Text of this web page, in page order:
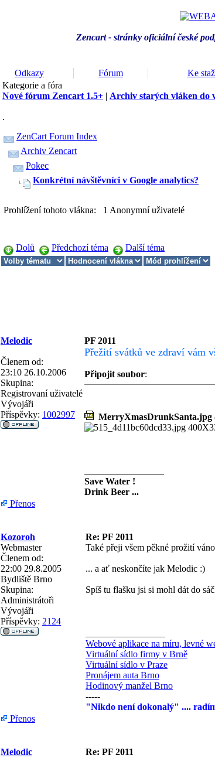
Zencart - stránky oficiální české
Odkazy Fórum Ke
Kategorie a fóra
Nové fórum Zencart 1.5+ | Archiv starých vláken do
.
ZenCart Forum Index
Archiv Zencart
Pokec
Konkrétní návštěvníci v Google analytics?
Prohlížení tohoto vlákna: 1 Anonymní uživatelé
Dolů Předchozí téma Další téma
Melodic PF 2011
Členem od:
23:10 26.10.2006
Skupina:
Registrovaní uživatelé
Vývojáři
Příspěvky: 1002997
Přežití svátků ve zdraví vám
Připojit soubor:
MerryXmasDrunkSanta.jpg
Save Water !
Drink Beer ...
Přenos
Kozoroh Re: PF 2011
Webmaster
Členem od:
22:00 29.8.2005
Bydliště Brno
Skupina:
Administrátoři
Vývojáři
Příspěvky: 2124
Také přeji všem pěkné prožití
... a ať neskončíte jak Melodic :)
Spíš tu flašku jsi si mohl dát do
Webové aplikace na míru, levné
Virtuální sídlo firmy v Brně
Virtuální sídlo v Praze
Pronájem auta Brno
Hodinový manžel Brno
-----
"Nikdo není dokonalý" ....
Přenos
Melodic Re: PF 2011